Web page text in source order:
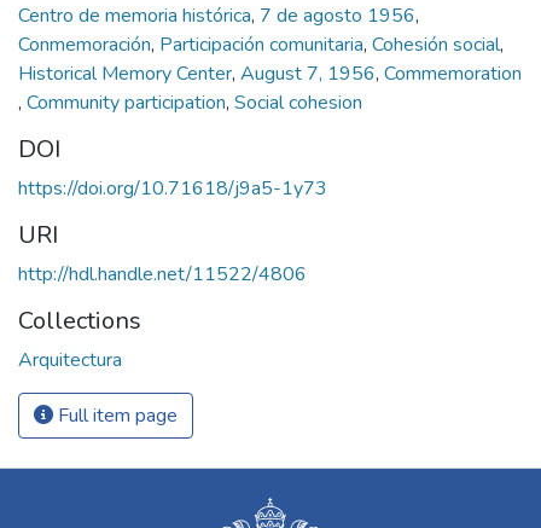
Centro de memoria histórica, 7 de agosto 1956,
Conmemoración, Participación comunitaria, Cohesión social,
Historical Memory Center, August 7, 1956, Commemoration
, Community participation, Social cohesion
DOI
https://doi.org/10.71618/j9a5-1y73
URI
http://hdl.handle.net/11522/4806
Collections
Arquitectura
Full item page